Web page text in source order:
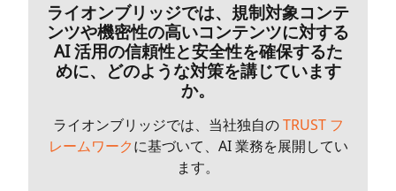
ライオンブリッジでは、規制対象コンテ
ンツや機密性の高いコンテンツに対する
AI 活用の信頼性と安全性を確保するた
めに、どのような対策を講じています
か。
ライオンブリッジでは、当社独自のTRUST フ
レームワークに基づいて、AI 業務を展開してい
ます。